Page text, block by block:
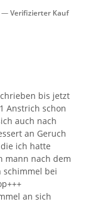
Verifizierter Kauf
bis jetzt
Anstrich schon
auch nach
an Geruch
ich hatte
mann nach dem
schimmel bei
an sich